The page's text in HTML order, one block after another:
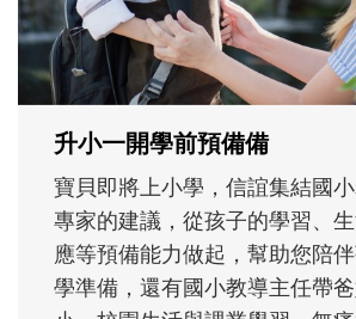
大。從給予安全感的肢體遊戲
主、角色認同及解決問題的能
正嘗試用不同的模樣，參與孩